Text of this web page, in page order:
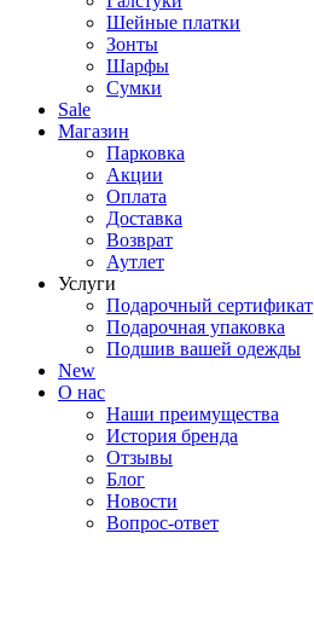
Шейные платки
Зонты
Шарфы
Сумки
Sale
Магазин
Парковка
Акции
Оплата
Доставка
Возврат
Аутлет
Услуги
Подарочный сертификат
Подарочная упаковка
Подшив вашей одежды
New
О нас
Наши преимущества
История бренда
Отзывы
Блог
Новости
Вопрос-ответ